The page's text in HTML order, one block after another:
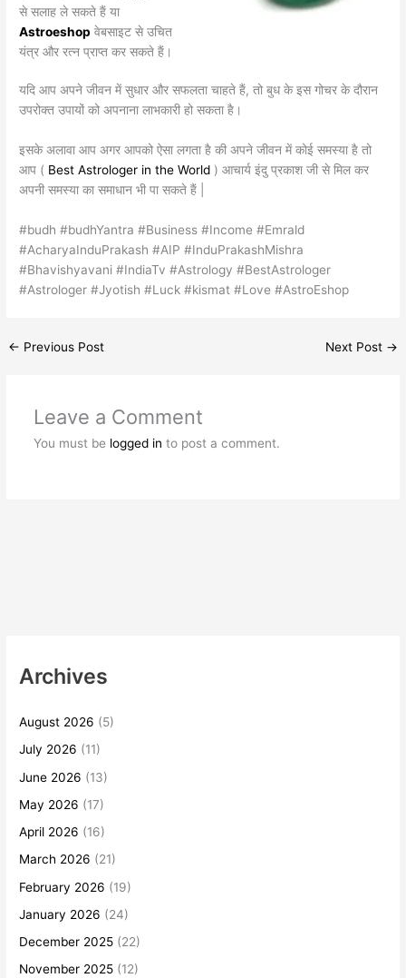
से सलाह ले सकते हैं या
Astroeshop वेबसाइट से उचित
यंत्र और रत्न प्राप्त कर सकते हैं।
यदि आप अपने जीवन में सुधार और सफलता चाहते हैं, तो बुध के इस गोचर के दौरान
उपरोक्त उपायों को अपनाना लाभकारी हो सकता है।
इसके अलावा आप अगर आपको ऐसा लगता है की अपने जीवन में कोई समस्या है तो
आप ( Best Astrologer in the World ) आचार्य इंदु प्रकाश जी से मिल कर
अपनी समस्या का समाधान भी पा सकते हैं |
#budh #budhYantra #Business #Income #Emrald
#AcharyaInduPrakash #AIP #InduPrakashMishra
#Bhavishyavani #IndiaTv #Astrology #BestAstrologer
#Astrologer #Jyotish #Luck #kismat #Love #AstroEshop
← Previous Post Next Post →
Leave a Comment
You must be logged in to post a comment.
Archives
August 2026 (5)
July 2026 (11)
June 2026 (13)
May 2026 (17)
April 2026 (16)
March 2026 (21)
February 2026 (19)
January 2026 (24)
December 2025 (22)
November 2025 (12)